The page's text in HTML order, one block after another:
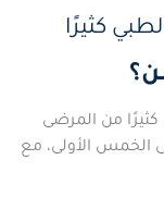
كثيرًا
من المرضى
الخمس الأولى، مع